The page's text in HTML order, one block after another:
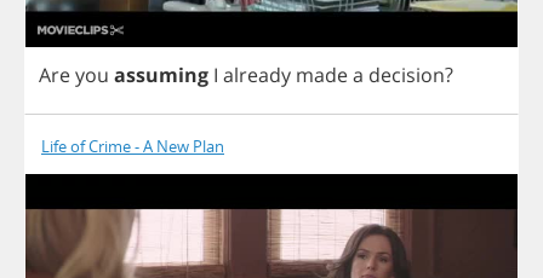
Areyou assuming I already madea decision?
Life of Crime - A New Plan